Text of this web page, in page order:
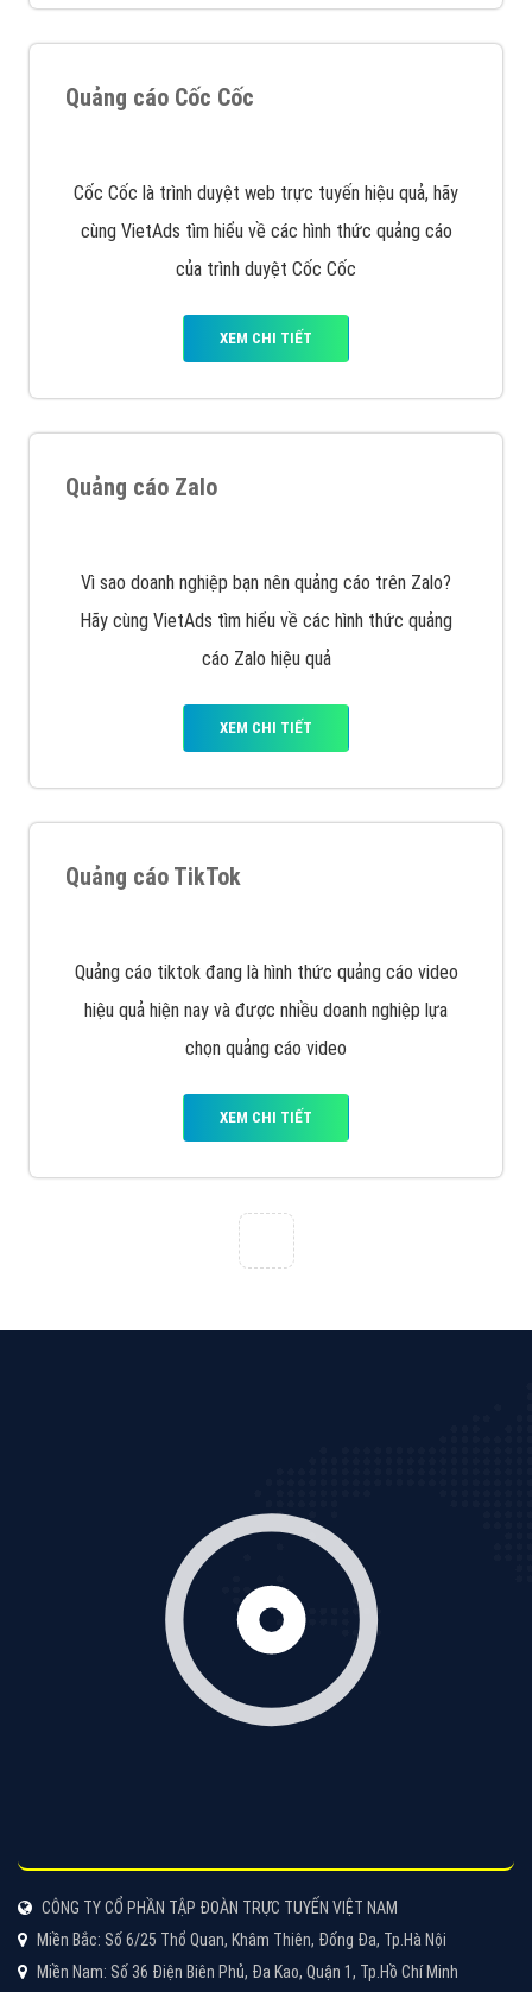
Quảng cáo Cốc Cốc
Cốc Cốc là trình duyệt web trực tuyến hiệu quả, hãy
cùng VietAds tìm hiểu về các hình thức quảng cáo
của trình duyệt Cốc Cốc
XEM CHI TIẾT
Quảng cáo Zalo
Vì sao doanh nghiệp bạn nên quảng cáo trên Zalo?
Hãy cùng VietAds tìm hiểu về các hình thức quảng
cáo Zalo hiệu quả
XEM CHI TIẾT
Quảng cáo TikTok
Quảng cáo tiktok đang là hình thức quảng cáo video
hiệu quả hiện nay và được nhiều doanh nghiệp lựa
chọn quảng cáo video
XEM CHI TIẾT
CÔNG TY CỔ PHẦN TẬP ĐOÀN TRỰC TUYẾN VIỆT NAM
Miền Bắc: Số 6/25 Thổ Quan, Khâm Thiên, Đống Đa, Tp.Hà Nội
Miền Nam: Số 36 Điện Biên Phủ, Đa Kao, Quận 1, Tp.Hồ Chí Minh